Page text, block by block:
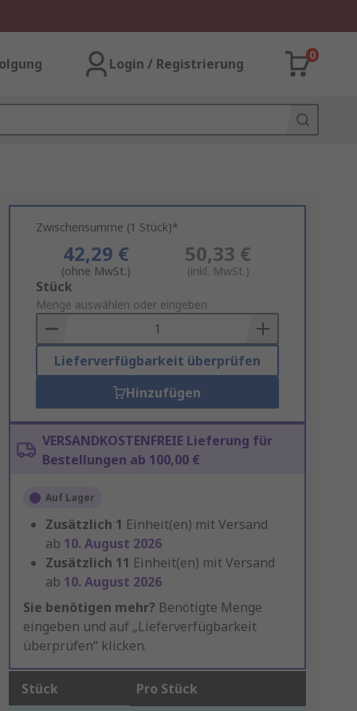
Login / Registrierung
0
Zwischensumme (1 Stück)*
42,29 €
(ohne MwSt.)
50,33 €
(inkl. MwSt.)
Add
to
Basket
Stück
Menge auswählen oder eingeben
Lieferverfügbarkeit überprüfen
Hinzufügen
VERSANDKOSTENFREIE Lieferung für
Bestellungen ab 100,00 €
Auf Lager
Zusätzlich 1 Einheit(en) mit Versand
ab 10. August 2026
Zusätzlich 11 Einheit(en) mit Versand
ab 10. August 2026
Sie benötigen mehr? Benötigte Menge
eingeben und auf „Lieferverfügbarkeit
überprüfen“ klicken.
Stück Pro Stück